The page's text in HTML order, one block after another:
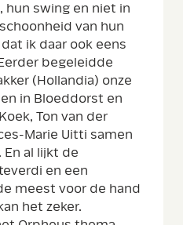
hun swing en niet in
van hun
ik daar ook eens
begeleidde
(Hollandia) onze
in Bloeddorst en
Ton van der
Marie Uitti samen
En al lijkt de
en een
meest voor de hand
het zeker.